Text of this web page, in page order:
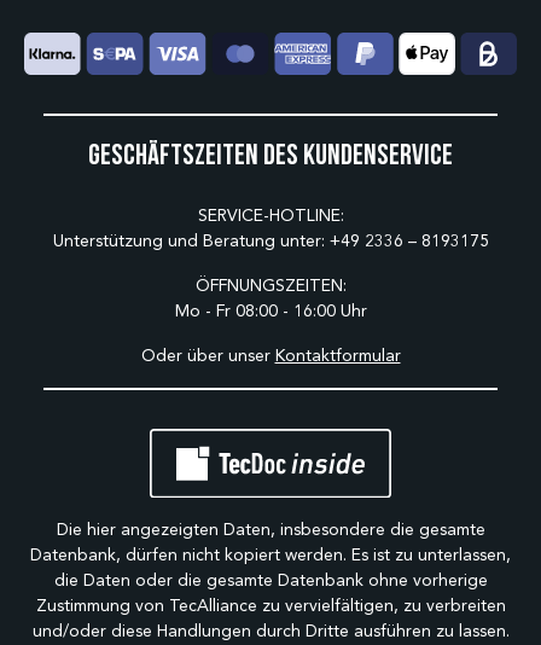
Geschäftszeiten des Kundenservice
SERVICE-HOTLINE:
Unterstützung und Beratung unter: +49 2336 – 8193175
ÖFFNUNGSZEITEN:
Mo - Fr 08:00 - 16:00 Uhr
Oder über unser Kontaktformular
Die hier angezeigten Daten, insbesondere die gesamte
Datenbank, dürfen nicht kopiert werden. Es ist zu unterlassen,
die Daten oder die gesamte Datenbank ohne vorherige
Zustimmung von TecAlliance zu vervielfältigen, zu verbreiten
und/oder diese Handlungen durch Dritte ausführen zu lassen.